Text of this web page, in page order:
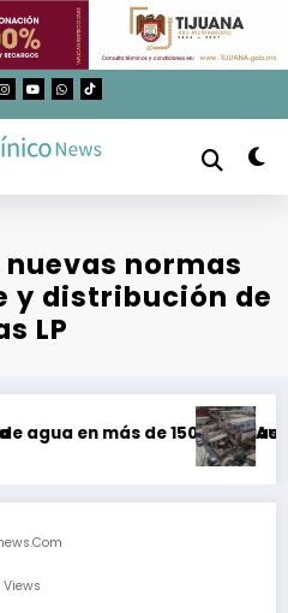
normas
y distribución de
LP
en más de 150 colonias de
Views